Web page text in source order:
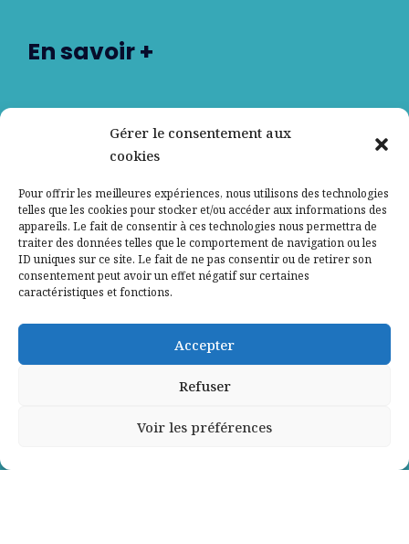
Gérer le consentement aux
cookies
Pour offrir les meilleures expériences, nous utilisons des technologies
telles que les cookies pour stocker et/ou accéder aux informations des
appareils. Le fait de consentir à ces technologies nous permettra de
traiter des données telles que le comportement de navigation ou les
ID uniques sur ce site. Le fait de ne pas consentir ou de retirer son
consentement peut avoir un effet négatif sur certaines
caractéristiques et fonctions.
Accepter
Refuser
Voir les préférences
En savoir +
Nos partenaires
Contactez-nous
Mentions légales